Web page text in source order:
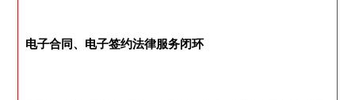
电子合同、电子签约法律服务闭环